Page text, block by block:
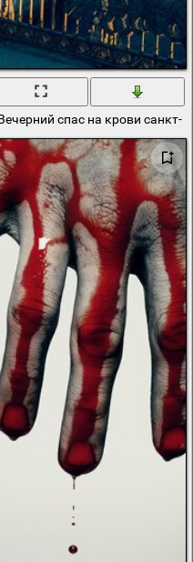
река Мойка
спас на крови санкт-